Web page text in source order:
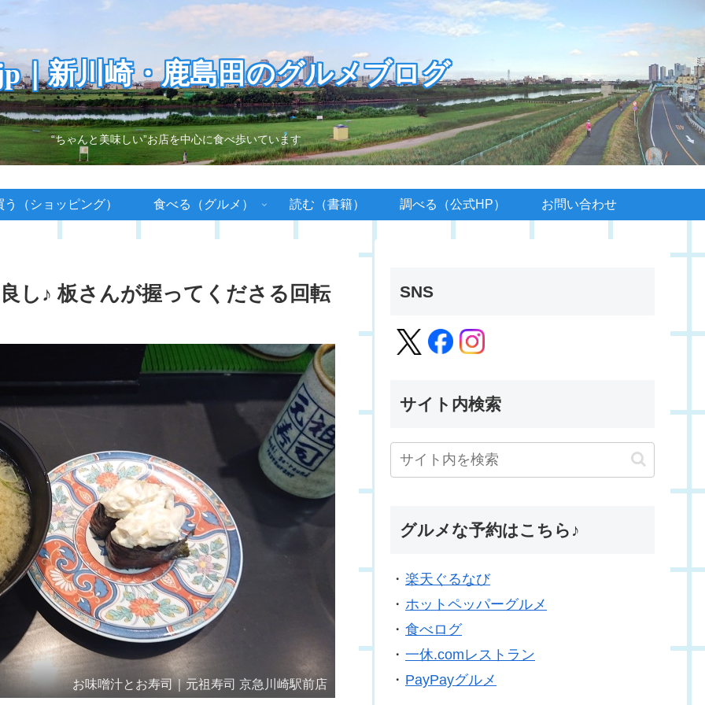
｜新川崎・鹿島田のグルメブログ
“ちゃんと美味しい”お店を中心に食べ歩いています
う（ショッピング） 食べる（グルメ） 読む（書籍） 調べる（公式HP） お問い合わせ
し♪ 板さんが握ってくださる回転
お味噌汁とお寿司｜元祖寿司 京急川崎駅前店
SNS
サイト内検索
グルメな予約はこちら♪
・ 楽天ぐるなび
・ ホットペッパーグルメ
・ 食べログ
・ 一休.comレストラン
・ PayPayグルメ